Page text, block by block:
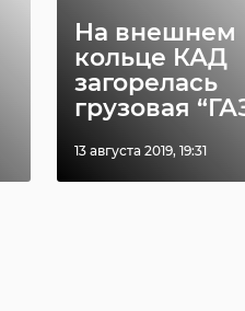
На внешнем
кольце КАД
загорелась
грузовая
13 августа 2019, 19:31